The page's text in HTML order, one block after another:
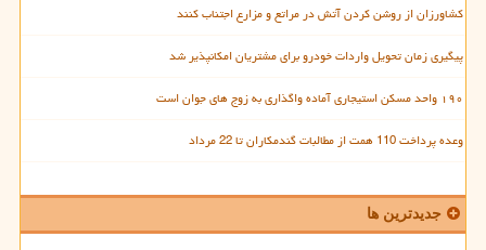
کشاورزان از روشن کردن آتش در مراتع و مزارع اجتناب کنند
پیگیری زمان تحویل واردات خودرو برای مشتریان امکانپذیر شد
۱۹۰ واحد مسکن استیجاری آماده واگذاری به زوج های جوان است
وعده پرداخت 110 همت از مطالبات گندمکاران تا 22 مرداد
جدیدترین ها